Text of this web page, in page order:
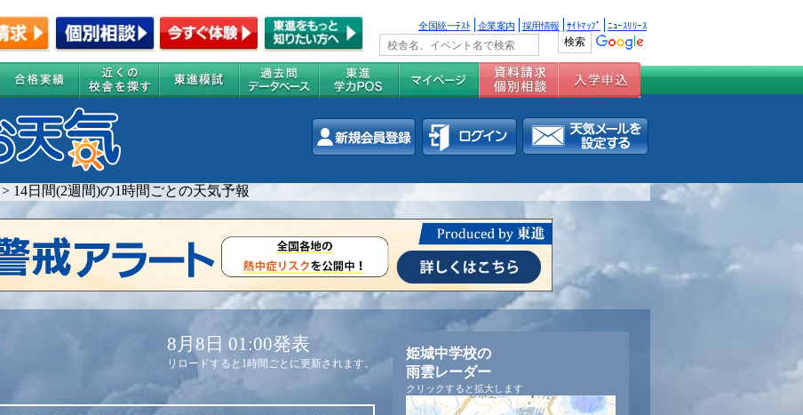
全国統一ﾃｽﾄ 企業案内 採用情報 ｻｲﾄﾏｯﾌﾟ ﾆｭｰｽﾘﾘｰｽ
> 14日間(2週間)の1時間ごとの天気予報
8月8日 01:00発表
リロードすると1時間ごとに更新されます。
姫城中学校の
雨雲レーダー
クリックすると拡大します